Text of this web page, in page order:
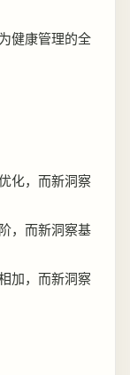
健康管理的全
化，而新洞察
，而新洞察基
加，而新洞察